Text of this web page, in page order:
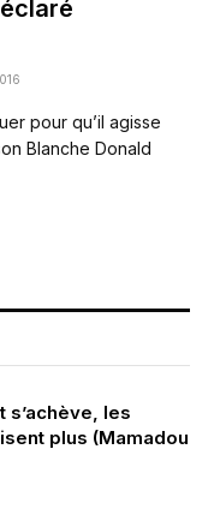
pour qu’il agisse
Blanche Donald
s’achève, les
plus (Mamadou